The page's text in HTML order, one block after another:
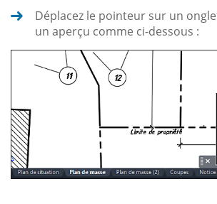
Déplacez le pointeur sur un
un aperçu comme ci-dessous :